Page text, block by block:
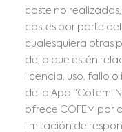
coste no
costes por parte
cualesquiera otras
de, o que estén
licencia, uso, fallo
de la App “Cofem
ofrece COFEM por
limitación de